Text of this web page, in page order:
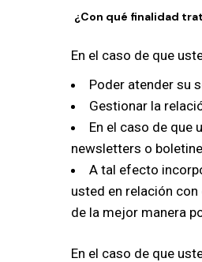
¿Con qué finalidad
En el caso de que
Poder atender su
Gestionar la
En el caso de que
newsletters o
A tal efecto
usted en relación
de la mejor manera
En el caso de que